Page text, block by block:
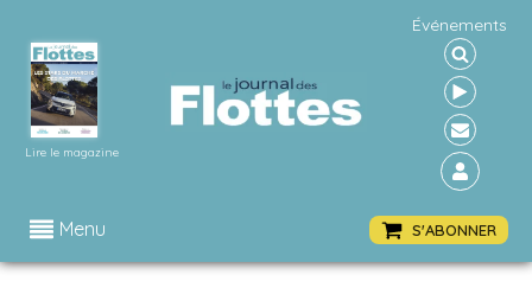
Lire le magazine
Événements
Menu S'ABONNER